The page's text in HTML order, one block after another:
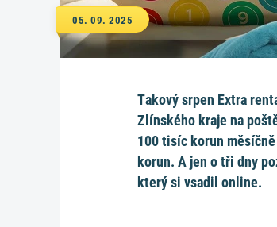
05. 09. 2025
Takový srpen Extra
Zlínského kraje na
100 tisíc korun
korun. A jen o tři dny
který si vsadil online.